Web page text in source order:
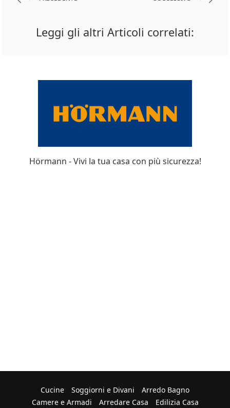
Leggi gli altri Articoli correlati:
Hörmann - Vivi la tua casa con più sicurezza!
Cucine Soggiorni e Divani
Arredo Bagno
Camere e Armadi
Arredare Casa Edilizia Casa